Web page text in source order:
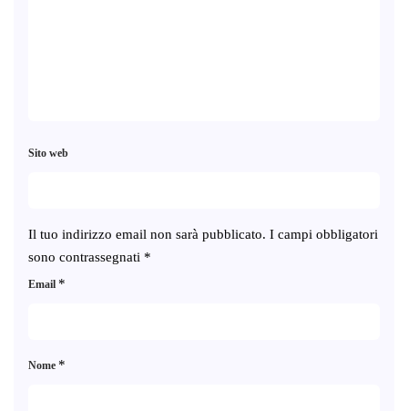
Il tuo indirizzo email non sarà pubblicato. I campi obbligatori
sono contrassegnati *
Nome *
Email *
Sito web